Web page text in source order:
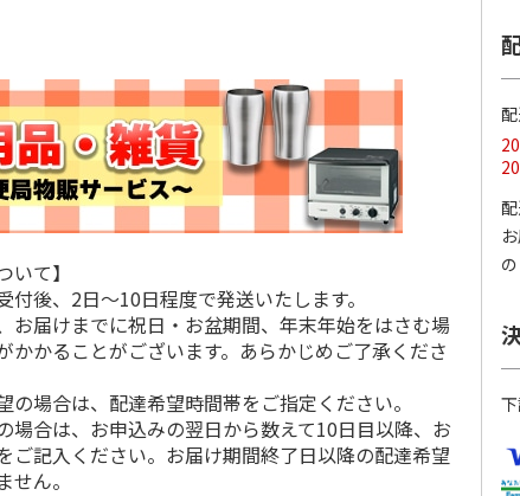
大
3・
ドジャース 大谷翔
平 日本人最多53試
合連続出塁記念 コ
イ …
9,900円
(送料・税込)
MLB ドジャース 大
谷翔平・山本由伸・
佐々木朗希 日本人…
8,500円
(送料・税込)
4月投手
17,000円
(送料・税込)
いて】
後、2日～10日程度で発送いたします。
お届けまでに祝日・お盆期間、年末年始をはさむ場
かかることがございます。あらかじめご了承くださ
場合は、配達希望時間帯をご指定ください。
合は、お申込みの翌日から数えて10日目以降、お
ご記入ください。お届け期間終了日以降の配達希望
せん。